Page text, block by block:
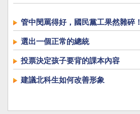
管中閔罵得好，國民黨工果然雜碎！
選出一個正常的總統
投票決定孩子要背的課本內容
建議北科生如何改善形象